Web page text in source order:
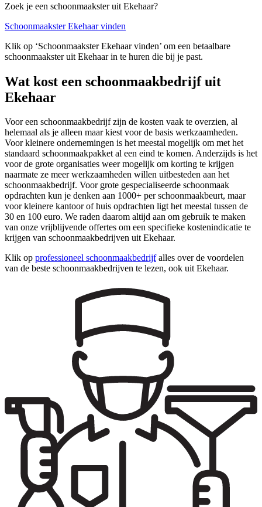
Zoek je een schoonmaakster uit Ekehaar?
Schoonmaakster Ekehaar vinden
Klik op ‘Schoonmaakster Ekehaar vinden’ om een betaalbare
schoonmaakster uit Ekehaar in te huren die bij je past.
Wat kost een schoonmaakbedrijf uit
Ekehaar
Voor een schoonmaakbedrijf zijn de kosten vaak te overzien, al
helemaal als je alleen maar kiest voor de basis werkzaamheden.
Voor kleinere ondernemingen is het meestal mogelijk om met het
standaard schoonmaakpakket al een eind te komen. Anderzijds is het
voor de grote organisaties weer mogelijk om korting te krijgen
naarmate ze meer werkzaamheden willen uitbesteden aan het
schoonmaakbedrijf. Voor grote gespecialiseerde schoonmaak
opdrachten kun je denken aan 1000+ per schoonmaakbeurt, maar
voor kleinere kantoor of huis opdrachten ligt het meestal tussen de
30 en 100 euro. We raden daarom altijd aan om gebruik te maken
van onze vrijblijvende offertes om een specifieke kostenindicatie te
krijgen van schoonmaakbedrijven uit Ekehaar.
Klik op professioneel schoonmaakbedrijfalles over de voordelen
van de beste schoonmaakbedrijven te lezen, ook uit Ekehaar.